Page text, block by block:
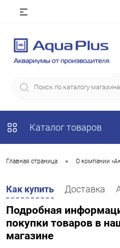
Каталог товаров
Главная страница • О компании
Как купить Доставка
Подробная
покупки товаров в
магазине